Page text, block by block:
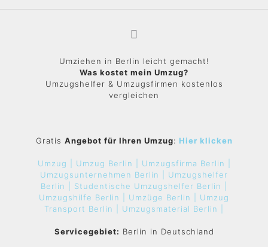
Umziehen in Berlin leicht gemacht!
Was kostet mein Umzug?
Umzugshelfer & Umzugsfirmen kostenlos
vergleichen
Gratis Angebot für Ihren Umzug: Hier klicken
Umzug | Umzug Berlin |
Umzugsfirma Berlin |
Umzugsunternehmen Berlin | Umzugshelfer
Berlin | Studentische Umzugshelfer Berlin |
Umzugshilfe Berlin | Umzüge Berlin | Umzug
Transport Berlin | Umzugsmaterial Berlin |
Servicegebiet: Berlin in Deutschland